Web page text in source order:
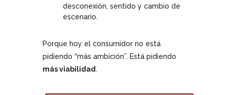
desconexión, sentido y cambio de
escenario.
Porque hoy el consumidor no está
pidiendo “más ambición”. Está pidiendo
más viabilidad.